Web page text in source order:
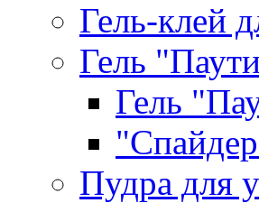
Гель-клей
Гель
Гель
Пудра для